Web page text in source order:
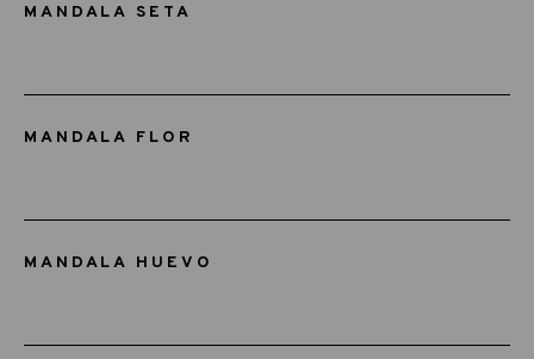
MANDALA SETA
MANDALA FLOR
MANDALA HUEVO